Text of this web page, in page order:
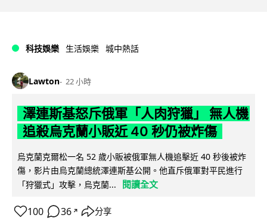
科技娛樂 生活娛樂 城中熱話
Lawton 22 小時
澤連斯基怒斥俄軍「人肉狩獵」 無人機
追殺烏克蘭小販近 40 秒仍被炸傷
烏克蘭克爾松一名 52 歲小販被俄軍無人機追擊近 40 秒後被炸
傷，影片由烏克蘭總統澤連斯基公開。他直斥俄軍對平民進行
「狩獵式」攻擊，烏克蘭...
閱讀全文
100 36 ↗ 分享